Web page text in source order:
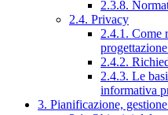
2.3.8.
2.4. Privacy
2.4.1. Come
2.4.2.
2.4.3. Le
informativa
3. Pianificazione,